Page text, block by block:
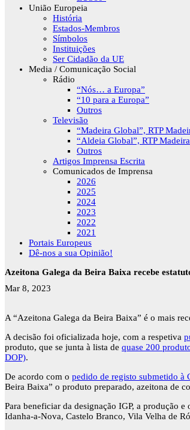
União Europeia
História
Estados-Membros
Símbolos
Instituições
Ser Cidadão da UE
Media / Comunicação Social
Rádio
“Nós… a Europa”
“10 para a Europa”
Outros
Televisão
“Madeira Global”, RTP
“Aldeia Global”, RTP Madeira
Outros
Artigos Imprensa Escrita
Comunicados de Imprensa
2026
2025
2024
2023
2022
2021
Portais Europeus
Dê-nos a sua Opinião!
Azeitona Galega da Beira Baixa recebe
Mar 8, 2023
A “Azeitona Galega da Beira Baixa” é o mais
A decisão foi oficializada hoje, com a respetiva
produto, que se junta à lista de quase 200
DOP).
De acordo com o pedido de registo submetido à
Beira Baixa” o produto preparado, azeitona de
Para beneficiar da designação IGP, a produção
Idanha-a-Nova, Castelo Branco, Vila Velha de